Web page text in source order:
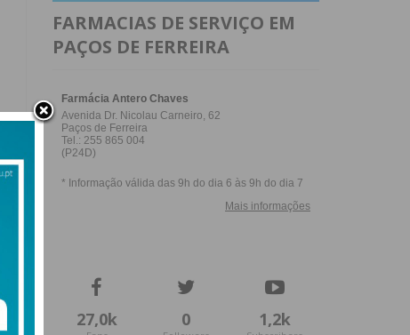
FARMACIAS DE SERVIÇO EM
PAÇOS DE FERREIRA
27,0k 0 1,2k